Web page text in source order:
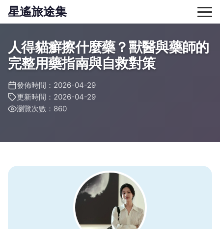
星遙旅途集
人得貓癬擦什麼藥？獸醫與藥師的
完整用藥指南與自救對策
發佈時間：2026-04-29
更新時間：2026-04-29
瀏覽次數：860